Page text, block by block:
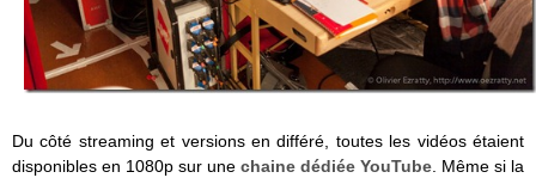
Du côté streaming et versions en différé, toutes les vidéos étaient
disponibles en 1080p sur une chaine dédiée YouTube. Même si la